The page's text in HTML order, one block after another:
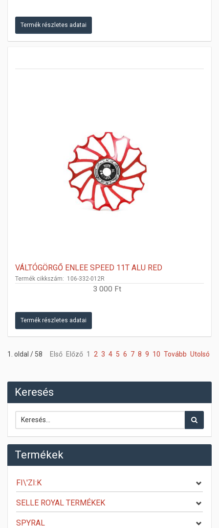
Termék részletes adatai
VÁLTÓGÖRGŐ ENLEE SPEED 11T ALU RED
Termék cikkszám: 106-332-012R
3 000 Ft
Termék részletes adatai
Első Előző 1 2 3 4 5 6 7 8 9 10 Tovább Utolsó
1. oldal / 58
Keresés
Termékek
FI\'ZI:K
SELLE ROYAL TERMÉKEK
SPYRAL